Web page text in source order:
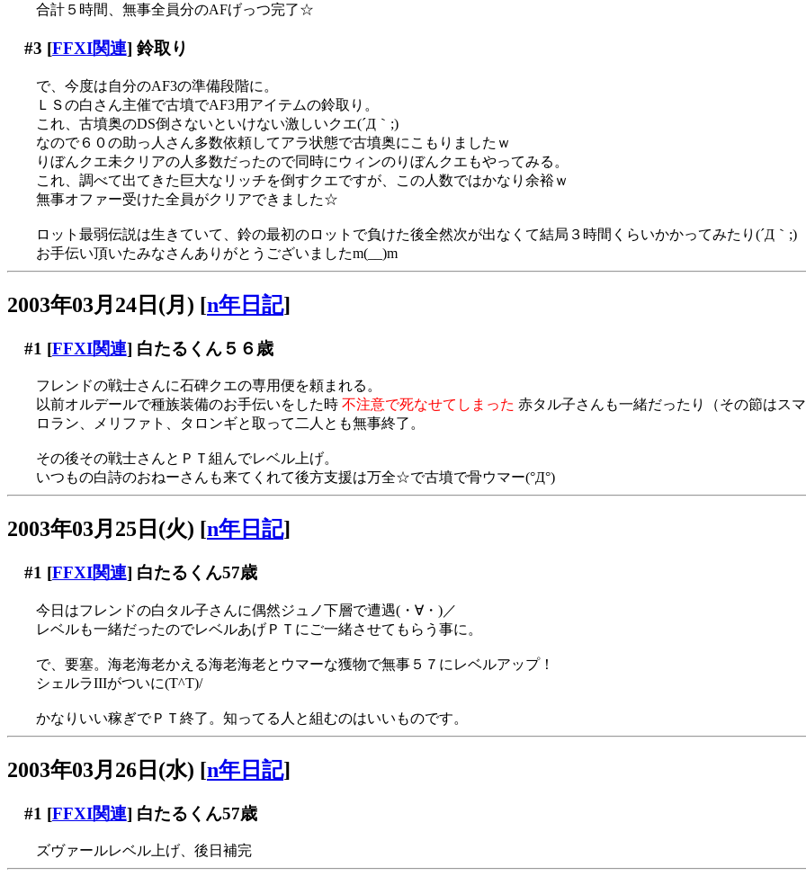
合計５時間、無事全員分のAFげっつ完了☆
#3 [FFXI関連] 鈴取り
で、今度は自分のAF3の準備段階に。
ＬＳの白さん主催で古墳でAF3用アイテムの鈴取り。
これ、古墳奥のDS倒さないといけない激しいクエ(´Д｀;)
なので６０の助っ人さん多数依頼してアラ状態で古墳奥にこもりましたｗ
りぼんクエ未クリアの人多数だったので同時にウィンのりぼんクエもやってみる。
これ、調べて出てきた巨大なリッチを倒すクエですが、この人数ではかなり余裕ｗ
無事オファー受けた全員がクリアできました☆
ロット最弱伝説は生きていて、鈴の最初のロットで負けた後全然次が出なくて結局３時間くらいかかってみたり(´Д｀;)
お手伝い頂いたみなさんありがとうございましたm(__)m
2003年03月24日(月) [n年日記]
#1 [FFXI関連] 白たるくん５６歳
フレンドの戦士さんに石碑クエの専用便を頼まれる。
以前オルデールで種族装備のお手伝いをした時 不注意で死なせてしまった 赤タル子さんも一緒だったり（その節はスマ
ロラン、メリファト、タロンギと取って二人とも無事終了。
その後その戦士さんとＰＴ組んでレベル上げ。
いつもの白詩のおねーさんも来てくれて後方支援は万全☆で古墳で骨ウマー(°Д°)
2003年03月25日(火) [n年日記]
#1 [FFXI関連] 白たるくん57歳
今日はフレンドの白タル子さんに偶然ジュノ下層で遭遇(・∀・)／
レベルも一緒だったのでレベルあげＰＴにご一緒させてもらう事に。
で、要塞。海老海老かえる海老海老とウマーな獲物で無事５７にレベルアップ！
シェルラIIIがついに(T^T)/
かなりいい稼ぎでＰＴ終了。知ってる人と組むのはいいものです。
2003年03月26日(水) [n年日記]
#1 [FFXI関連] 白たるくん57歳
ズヴァールレベル上げ、後日補完